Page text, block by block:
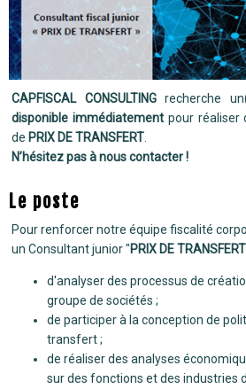
CAPFISCAL CONSULTINGrecherche
disponible immédiatementpour réaliser
de PRIX DE TRANSFERT
N’hésitez pas à nous contacter !
Le poste
Pour renforcer notre équipe fiscalité
un Consultant junior "PRIX DE TRANSFERT
d'analyser des processus de
groupe de sociétés ;
de participer à la conception de
transfert ;
de réaliser des analyses
sur des fonctions et des industries